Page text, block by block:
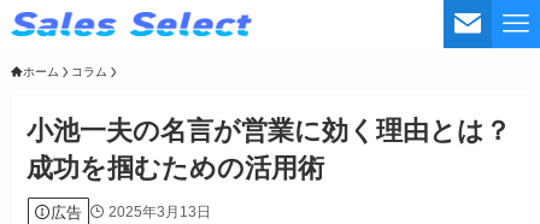
ホーム コラム
小池一夫の名言が営業に効く理由とは？
成功を掴むための活用術
広告 2025年3月13日